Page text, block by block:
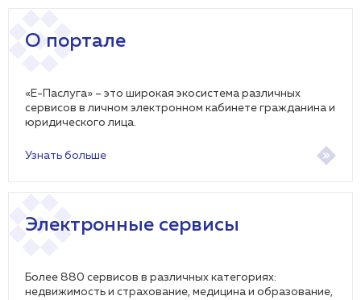
О портале
«Е-Паслуга» – это широкая экосистема различных
сервисов в личном электронном кабинете гражданина и
юридического лица.
Узнать больше
Электронные сервисы
Более 880 сервисов в различных категориях:
недвижимость и страхование, медицина и образование,